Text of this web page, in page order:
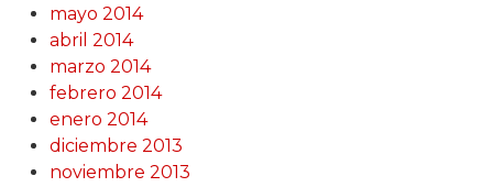
mayo 2014
abril 2014
marzo 2014
febrero 2014
enero 2014
diciembre 2013
noviembre 2013